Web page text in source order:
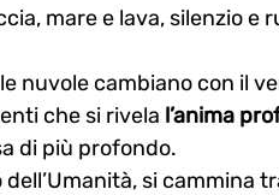
mare e lava, silenzio e
nuvole cambiano con il
che si rivela l’anima
di più profondo.
si cammina